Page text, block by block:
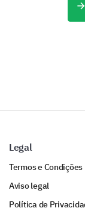
Legal
Termos e Condições
Aviso legal
Política de